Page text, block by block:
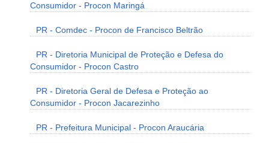
Consumidor - Procon Maringá
PR - Comdec - Procon de Francisco Beltrão
PR - Diretoria Municipal de Proteção e Defesa do
Consumidor - Procon Castro
PR - Diretoria Geral de Defesa e Proteção ao
Consumidor - Procon Jacarezinho
PR - Prefeitura Municipal - Procon Araucária